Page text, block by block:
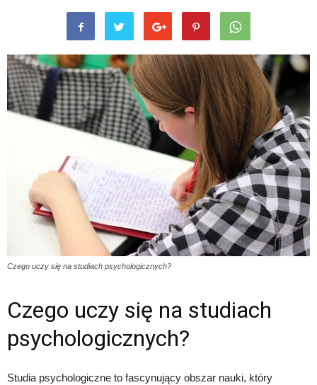
Czego uczy się na studiach psychologicznych?
Czego uczy się na studiach
psychologicznych?
Studia psychologiczne to fascynujący obszar nauki, który